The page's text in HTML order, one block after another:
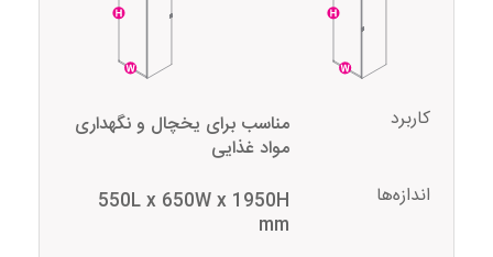
کاربرد
مناسب برای یخچال و نگهداری
مواد غذایی
اندازه‌ها
550L x 650W x 1950H
mm